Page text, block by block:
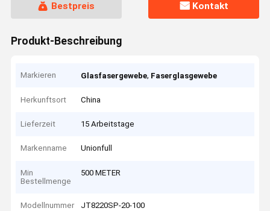
Bestpreis Kontakt
Produkt-Beschreibung
Markieren Glasfasergewebe, Faserglasgewebe
Herkunftsort China
Lieferzeit 15 Arbeitstage
Markenname Unionfull
Min
Bestellmenge
500 METER
Modellnummer JT8220SP-20-100